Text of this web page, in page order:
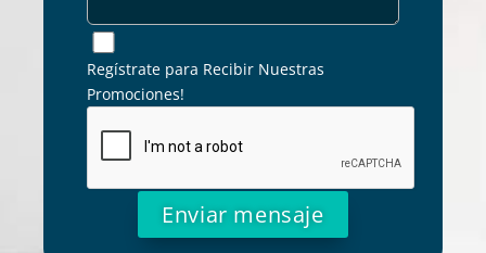
Regístrate para Recibir Nuestras
Promociones!